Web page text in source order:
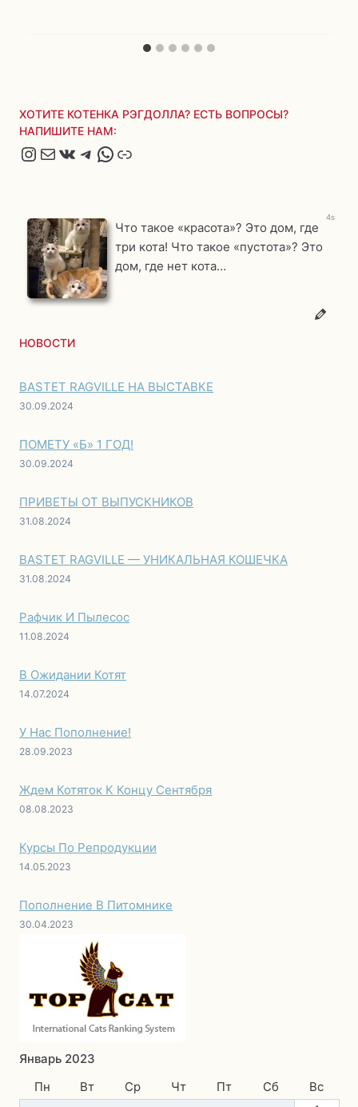
ХОТИТЕ КОТЕНКА РЭГДОЛЛА? ЕСТЬ ВОПРОСЫ?
НАПИШИТЕ НАМ:
Instagram Почта ВКонтакте Telegram WhatsApp Яндекс.Дзен
2s
Что такое «красота»? Это дом, где
три кота! Что такое «пустота»? Это
дом, где нет кота…
НОВОСТИ
BASTET RAGVILLE НА ВЫСТАВКЕ
30.09.2024
ПОМЕТУ «Б» 1 ГОД!
30.09.2024
ПРИВЕТЫ ОТ ВЫПУСКНИКОВ
31.08.2024
BASTET RAGVILLE — УНИКАЛЬНАЯ КОШЕЧКА
31.08.2024
Рафчик И Пылесос
11.08.2024
В Ожидании Котят
14.07.2024
У Нас Пополнение!
28.09.2023
Ждем Котяток К Концу Сентября
08.08.2023
Курсы По Репродукции
14.05.2023
Пополнение В Питомнике
30.04.2023
Январь 2023
Пн
Вт Ср Чт Пт Сб Вс